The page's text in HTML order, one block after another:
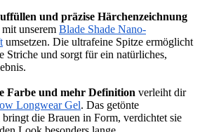
und präzise Härchenzeichnung
unserem Blade Shade Nano-
umsetzen. Die ultrafeine Spitze ermöglicht
Striche und sorgt für ein natürliches,
Farbe und mehr Definition verleiht dir
Longwear Gel. Das getönte
die Brauen in Form, verdichtet sie